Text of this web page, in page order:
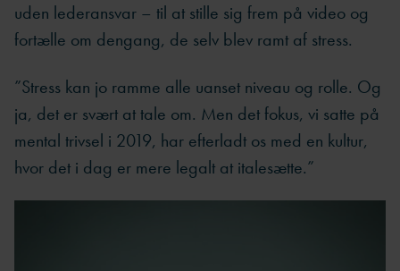
uden lederansvar – til at stille sig frem på video og
fortælle om dengang, de selv blev ramt af stress.
”Stress kan jo ramme alle uanset niveau og rolle. Og
ja, det er svært at tale om. Men det fokus, vi satte på
mental trivsel i 2019, har efterladt os med en kultur,
hvor det i dag er mere legalt at italesætte.”